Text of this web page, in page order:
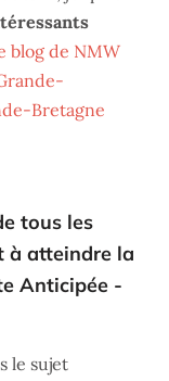
blog de NMW
Bretagne
tous les
à atteindre la
Anticipée -
le sujet